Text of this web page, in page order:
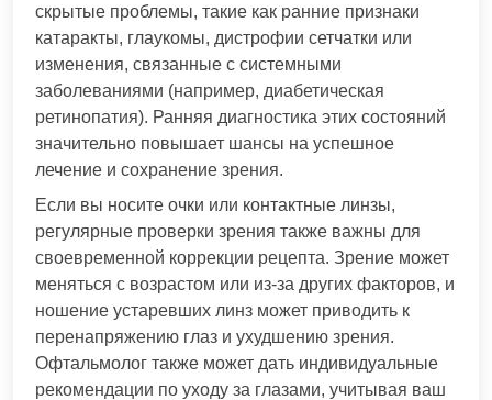
скрытые проблемы, такие как ранние признаки
катаракты, глаукомы, дистрофии сетчатки или
изменения, связанные с системными
заболеваниями (например, диабетическая
ретинопатия). Ранняя диагностика этих состояний
значительно повышает шансы на успешное
лечение и сохранение зрения.
Если вы носите очки или контактные линзы,
регулярные проверки зрения также важны для
своевременной коррекции рецепта. Зрение может
меняться с возрастом или из-за других факторов, и
ношение устаревших линз может приводить к
перенапряжению глаз и ухудшению зрения.
Офтальмолог также может дать индивидуальные
рекомендации по уходу за глазами, учитывая ваш